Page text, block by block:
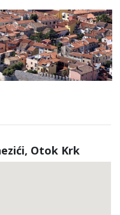
Otok Krk